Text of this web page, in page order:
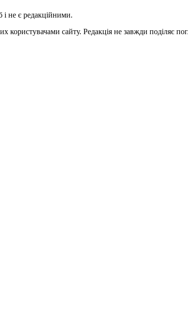
і не є редакційними.
користувачами сайту. Редакція не завжди поділяє